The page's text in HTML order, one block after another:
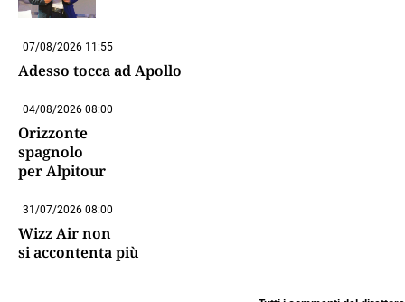
07/08/2026 11:55
Adesso tocca ad Apollo
04/08/2026 08:00
Orizzonte
spagnolo
per Alpitour
31/07/2026 08:00
Wizz Air non
si accontenta più